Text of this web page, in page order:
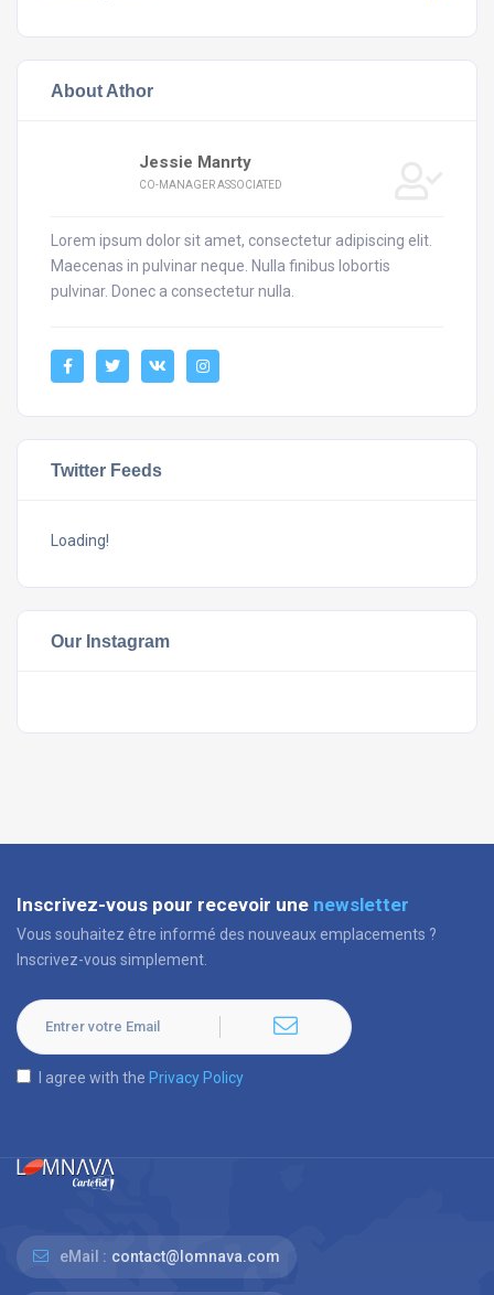
About Athor
Jessie Manrty
CO-MANAGER ASSOCIATED
Lorem ipsum dolor sit amet, consectetur adipiscing elit.
Maecenas in pulvinar neque. Nulla finibus lobortis
pulvinar. Donec a consectetur nulla.
Twitter Feeds
Loading!
Our Instagram
Inscrivez-vous pour recevoir une newsletter
Vous souhaitez être informé des nouveaux emplacements ?
Inscrivez-vous simplement.
I agree with the Privacy Policy
eMail : contact@lomnava.com